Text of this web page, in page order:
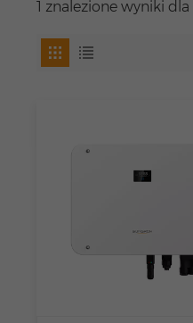
1 znalezione wyniki